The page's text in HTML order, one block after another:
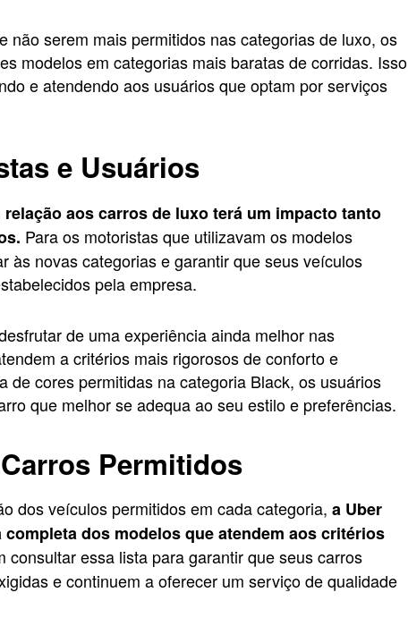
não serem mais permitidos nas categorias de luxo, os
modelos em categorias mais baratas de corridas. Isso
e atendendo aos usuários que optam por serviços
e Usuários
relação aos carros de luxo terá um impacto tanto
Para os motoristas que utilizavam os modelos
às novas categorias e garantir que seus veículos
pela empresa.
de uma experiência ainda melhor nas
a critérios mais rigorosos de conforto e
de cores permitidas na categoria Black, os usuários
que melhor se adequa ao seu estilo e preferências.
Permitidos
dos veículos permitidos em cada categoria, a Uber
dos modelos que atendem aos critérios
consultar essa lista para garantir que seus carros
e continuem a oferecer um serviço de qualidade